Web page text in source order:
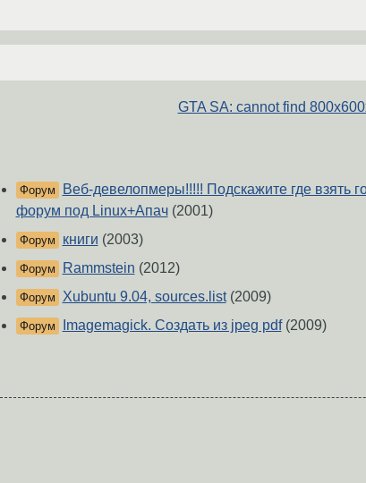
GTA SA: cannot find
Форум
Веб-девелопмеры!!!!! Подскажите где взять
форум под Linux+Апач(2001)
Форум книги (2003)
Форум Rammstein (2012)
Форум Xubuntu 9.04, sources.list(2009)
Форум Imagemagick. Создать из jpeg pdf(2009)